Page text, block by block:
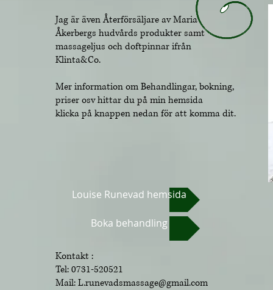
Jag är även Återförsäljare av Maria
Åkerbergs hudvårds produkter samt
massageljus och doftpinnar ifrån
Klinta&Co.
Mer information om Behandlingar, bokning,
priser osv hittar du på min hemsida
klicka på knappen nedan för att komma dit.
Louise Runevad hemsida
Boka behandling
Kontakt :
Tel: 0731-520521
Mail:L.runevadsmassage@gmail.com